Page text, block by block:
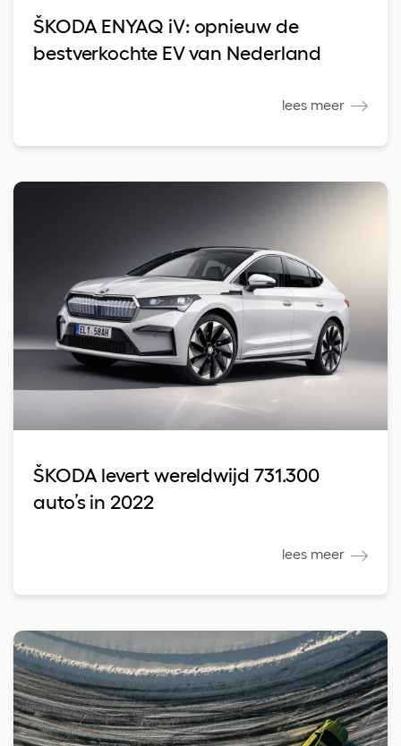
ŠKODA ENYAQ iV: opnieuw de
bestverkochte EV van Nederland
lees meer
ŠKODA levert wereldwijd 731.300
auto’s in 2022
lees meer